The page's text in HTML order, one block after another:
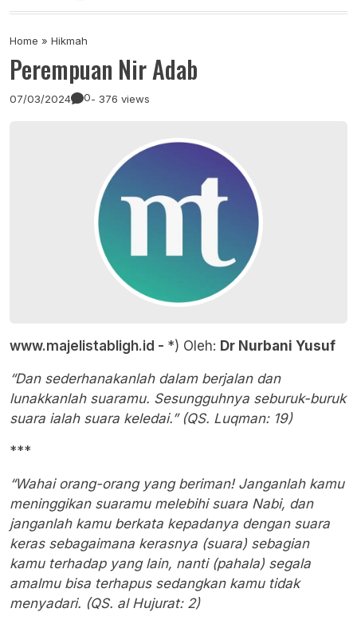
Majelis Tabligh Muhammadiyah
Syiar Dakwah Islam Berkemajuan dan
Home » Hikmah
Perempuan Nir Adab
07/03/2024 0- 376 views
www.majelistabligh.id - *) Oleh: Dr Nurbani Yusuf
“Dan sederhanakanlah dalam berjalan dan
lunakkanlah suaramu. Sesungguhnya seburuk-buruk
suara ialah suara keledai.” (QS. Luqman: 19)
***
“Wahai orang-orang yang beriman! Janganlah kamu
meninggikan suaramu melebihi suara Nabi, dan
janganlah kamu berkata kepadanya dengan suara
keras sebagaimana kerasnya (suara) sebagian
kamu terhadap yang lain, nanti (pahala) segala
amalmu bisa terhapus sedangkan kamu tidak
menyadari. (QS. al Hujurat: 2)